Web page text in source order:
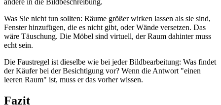
Was Sie nicht tun sollten: Räume größer wirken lassen als sie sind,
Fenster hinzufügen, die es nicht gibt, oder Wände versetzen. Das
wäre Täuschung. Die Möbel sind virtuell, der Raum dahinter muss
echt sein.
Die Faustregel ist dieselbe wie bei jeder Bildbearbeitung: Was findet
der Käufer bei der Besichtigung vor? Wenn die Antwort "einen
leeren Raum" ist, muss er das vorher wissen.
Fazit